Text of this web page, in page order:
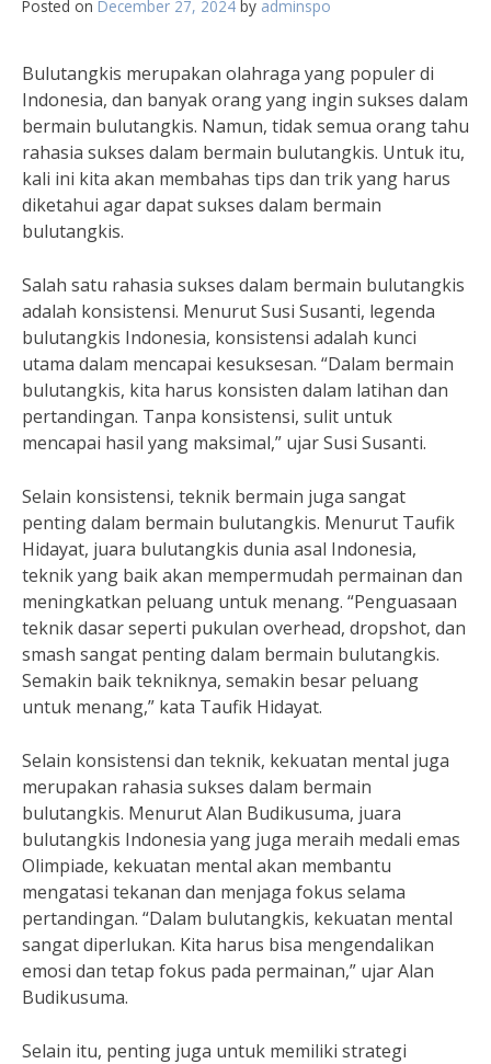
Posted on December 27, 2024 by adminspo
Bulutangkis merupakan olahraga yang populer di
Indonesia, dan banyak orang yang ingin sukses dalam
bermain bulutangkis. Namun, tidak semua orang tahu
rahasia sukses dalam bermain bulutangkis. Untuk itu,
kali ini kita akan membahas tips dan trik yang harus
diketahui agar dapat sukses dalam bermain
bulutangkis.
Salah satu rahasia sukses dalam bermain bulutangkis
adalah konsistensi. Menurut Susi Susanti, legenda
bulutangkis Indonesia, konsistensi adalah kunci
utama dalam mencapai kesuksesan. “Dalam bermain
bulutangkis, kita harus konsisten dalam latihan dan
pertandingan. Tanpa konsistensi, sulit untuk
mencapai hasil yang maksimal,” ujar Susi Susanti.
Selain konsistensi, teknik bermain juga sangat
penting dalam bermain bulutangkis. Menurut Taufik
Hidayat, juara bulutangkis dunia asal Indonesia,
teknik yang baik akan mempermudah permainan dan
meningkatkan peluang untuk menang. “Penguasaan
teknik dasar seperti pukulan overhead, dropshot, dan
smash sangat penting dalam bermain bulutangkis.
Semakin baik tekniknya, semakin besar peluang
untuk menang,” kata Taufik Hidayat.
Selain konsistensi dan teknik, kekuatan mental juga
merupakan rahasia sukses dalam bermain
bulutangkis. Menurut Alan Budikusuma, juara
bulutangkis Indonesia yang juga meraih medali emas
Olimpiade, kekuatan mental akan membantu
mengatasi tekanan dan menjaga fokus selama
pertandingan. “Dalam bulutangkis, kekuatan mental
sangat diperlukan. Kita harus bisa mengendalikan
emosi dan tetap fokus pada permainan,” ujar Alan
Budikusuma.
Selain itu, penting juga untuk memiliki strategi